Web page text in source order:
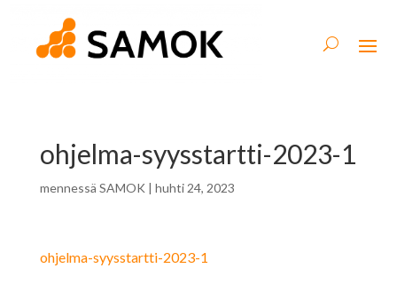
ohjelma-syysstartti-2023-1
mennessä SAMOK | huhti 24, 2023
ohjelma-syysstartti-2023-1